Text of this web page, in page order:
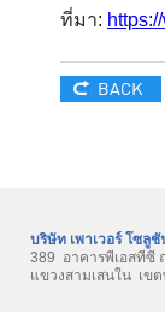
ที่มา:
BACK
บริษัท เพาเวอร์ โซลู
389 อาคารพีเอสทีซี
แขวงสามเสนใน เข